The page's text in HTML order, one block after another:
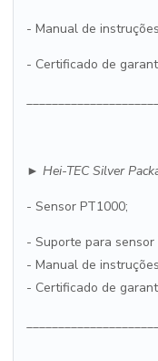
- Manual de
- Certificado de
► Hei-TEC Silver
- Sensor PT1000;
- Suporte para sensor
- Manual de
- Certificado de